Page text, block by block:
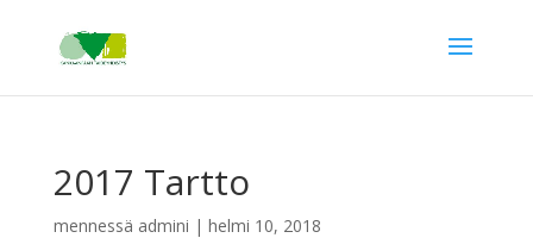
2017 Tartto
mennessä admini | helmi 10, 2018